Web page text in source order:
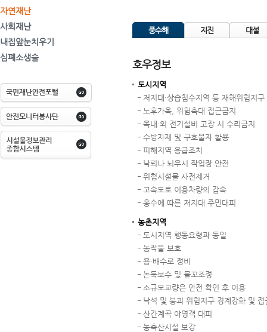
자연재난
사회재난
내집앞눈치우기
심폐소생술
풍수해 지진 대설
호우정보
도시지역
저지대·상습침수지역 등 재해위험지
노후가옥, 위험축대 접근금지
옥내·외 전기설비 고장 시 수리금지
수방자재 및 구호물자 활용
피해지역 응급조치
낙뢰나 뇌우시 작업장 안전
위험시설물 사전제거
고속도로 이용차량의 감속
홍수에 따른 저지대 주민대피
농촌지역
도시지역 행동요령과 동일
농작물 보호
용·배수로 정비
논둑보수 및 물꼬조정
소규모교량은 안전 확인 후 이용
낙석 및 붕괴 위험지구 경계강화 및 접
산간계곡 야영객 대피
농축산시설 보강